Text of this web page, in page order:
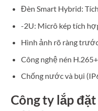
Đèn Smart Hybrid:
-2U: Micrô kép tích
Hình ảnh rõ ràng
Công nghệ nén
Chống nước và bụi
Công ty lắp